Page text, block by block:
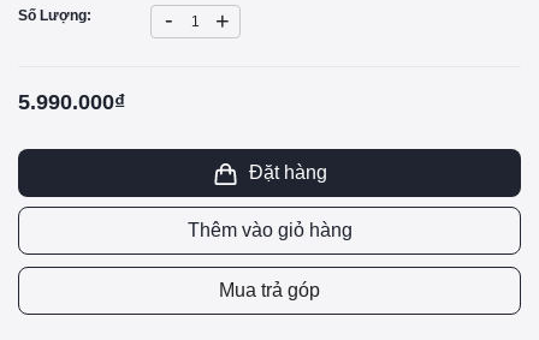
Số Lượng: - +
5.990.000₫
Đặt hàng
Thêm vào giỏ hàng
Mua trả góp